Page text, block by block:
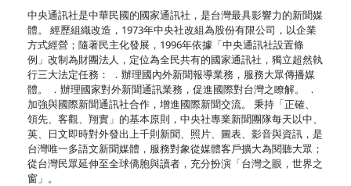
中央通訊社是中華民國的國家通訊社，是台灣最具影響力的新聞媒
體。 經歷組織改造，1973年中央社改組為股份有限公司，以企業
方式經營；隨著民主化發展，1996年依據「中央通訊社設置條
例」改制為財團法人，定位為全民共有的國家通訊社，獨立超然執
行三大法定任務： ．辦理國內外新聞報導業務，服務大眾傳播媒
體。 ．辦理國家對外新聞通訊業務，促進國際對台灣之瞭解。 ．
加強與國際新聞通訊社合作，增進國際新聞交流。 秉持「正確、
領先、客觀、翔實」的基本原則，中央社專業新聞團隊每天以中、
英、日文即時對外發出上千則新聞、照片、圖表、影音與資訊，是
台灣唯一多語文新聞媒體，服務對象從媒體客戶擴大為閱聽大眾；
從台灣民眾延伸至全球僑胞與讀者，充分扮演「台灣之眼，世界之
窗」。